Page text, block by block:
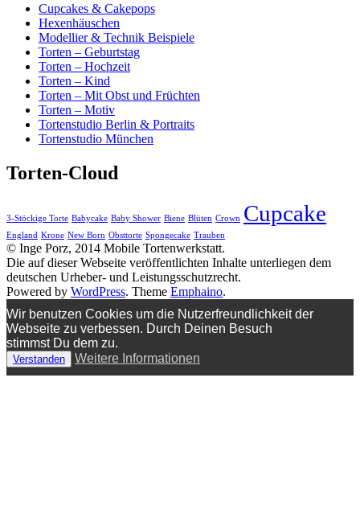
Cupcakes & Cakepops
Hexenhäuschen
Modellier & Technik Beispiele
Torten – Geburtstag
Torten – Hochzeit
Torten – Kind
Torten – Mit Obst und Früchten
Torten – Motiv
Tortenstudio Berlin & Portraits
Tortenstudio München
Torten-Cloud
3-Stöckige Torte Babycake Baby Shower Biene Blüten Crown Cupcake
England Krone New Born Obsttorte Spongecake Trauben
© Inge Porz, 2014 Mobile Tortenwerkstatt.
Die auf dieser Webseite veröffentlichten Inhalte unterliegen dem
deutschen Urheber- und Leistungsschutzrecht.
Powered by WordPress. Theme Emphaino.
Wir benutzen Cookies um die Nutzerfreundlichkeit der
Webseite zu verbessen. Durch Deinen Besuch
stimmst Du dem zu.
Verstanden Weitere Informationen